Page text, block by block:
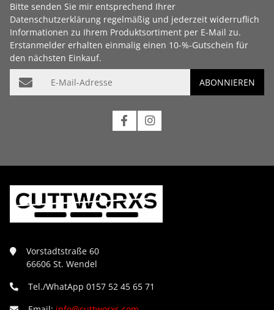
Bitte senden Sie mir entsprechend Ihrer
Datenschutzerklärung regelmäßig und jederzeit widerruflich
Informationen zu Ihrem Produktsortiment per E-Mail zu.
Erstanmelder erhalten einmalig einen 10-%-Gutschein für
den nächsten Einkauf.
E-Mail-Adresse ABONNIEREN
Vorstadtstraße 60
66606 St. Wendel
Tel./WhatApp 0157 52 45 65 71